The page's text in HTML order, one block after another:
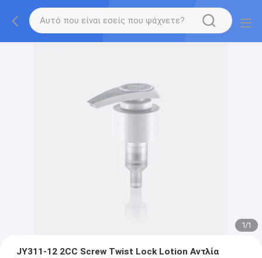
1/1
JY311-12 2CC Screw Twist Lock Lotion Αντλία